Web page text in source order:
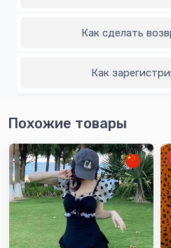
Как сделать
Как
Похожие товары